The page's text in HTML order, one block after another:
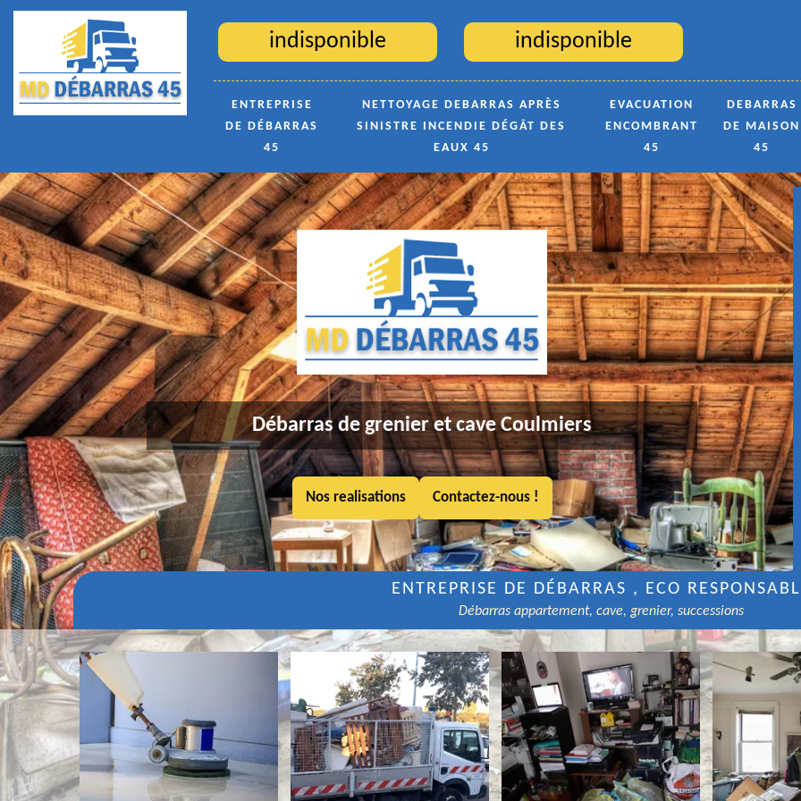
indisponible indisponible
ENTREPRISE
DE DÉBARRAS
45
NETTOYAGE DEBARRAS APRÈS
SINISTRE INCENDIE DÉGÂT DES
EAUX 45
EVACUATION
ENCOMBRANT
45
DEBARRAS
DE MAISON
45
Débarras de grenier et cave Coulmiers
Nos realisations Contactez-nous !
ENTREPRISE DE DÉBARRAS , ECO
Débarras appartement, cave, grenier, successions